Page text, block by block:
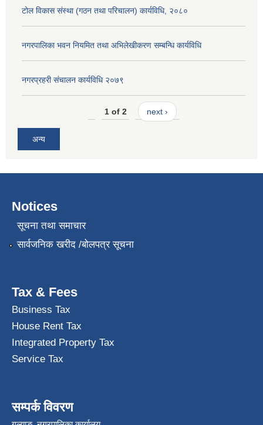
टोल विकास संस्था (गठन तथा परिचालन) कार्यविधि, २०८०
नगरपालिका भवन नियमित तथा अभिलेखीकरण सम्बन्धि कार्यविधि
नगरप्रहरी संचालन कार्यविधि २०७९
1 of 2 next ›
अन्य
Notices
सूचना तथा समाचार
सार्वजनिक खरीद /बोलपत्र सूचना
Tax & Fees
Business Tax
House Rent Tax
Integrated Property Tax
Service Tax
सम्पर्क विवरण